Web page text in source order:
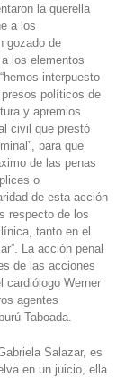
la querella
a los
gozado de
los elementos
interpuesto
políticos de
y apremios
civil que prestó
para que
de las penas
o
de esta acción
respecto de los
tanto en el
La acción penal
de las acciones
cardiólogo Werner
agentes
Taboada.
Salazar, es
en un juicio, ella